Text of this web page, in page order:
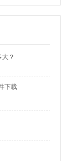
？
下载